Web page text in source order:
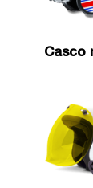
Casco